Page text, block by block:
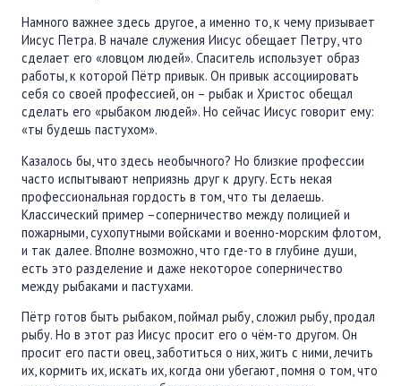
Намного важнее здесь другое, а именно то, к чему призывает
Иисус Петра. В начале служения Иисус обещает Петру, что
сделает его «ловцом людей». Спаситель использует образ
работы, к которой Пётр привык. Он привык ассоциировать
себя со своей профессией, он – рыбак и Христос обещал
сделать его «рыбаком людей». Но сейчас Иисус говорит ему:
«ты будешь пастухом».
Казалось бы, что здесь необычного? Но близкие профессии
часто испытывают неприязнь друг к другу. Есть некая
профессиональная гордость в том, что ты делаешь.
Классический пример –соперничество между полицией и
пожарными, сухопутными войсками и военно-морским флотом,
и так далее. Вполне возможно, что где-то в глубине души,
есть это разделение и даже некоторое соперничество
между рыбаками и пастухами.
Пётр готов быть рыбаком, поймал рыбу, сложил рыбу, продал
рыбу. Но в этот раз Иисус просит его о чём-то другом. Он
просит его пасти овец, заботиться о них, жить с ними, лечить
их, кормить их, искать их, когда они убегают, помня о том, что